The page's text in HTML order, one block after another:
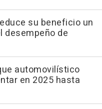
su beneficio un
desempeño de
automovilístico
en 2025 hasta